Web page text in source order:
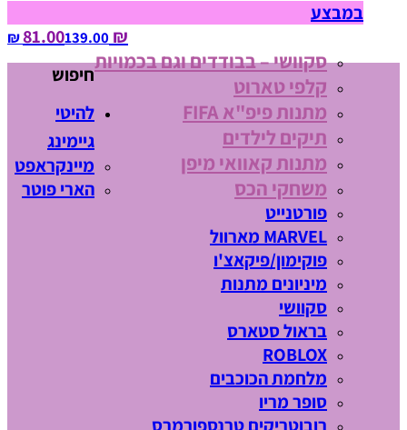
במבצע
₪ 81.00
139.00‏ ₪
סקוושי – בבודדים וגם בכמויות
קלפי טארוט
מתנות פיפ"א FIFA
תיקים לילדים
מתנות קאוואי מיפן
משחקי הכס
חיפוש
להיטי
גיימינג
מיינקראפט
הארי פוטר
פורטנייט
MARVEL מארוול
פוקימון/פיקאצ'ו
מיניונים מתנות
סקוושי
בראול סטארס
ROBLOX
מלחמת הכוכבים
סופר מריו